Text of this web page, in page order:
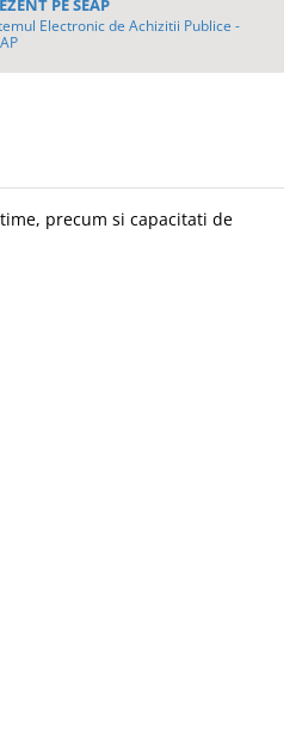
PE SEAP
Electronic de Achizitii Publice -
precum si capacitati de